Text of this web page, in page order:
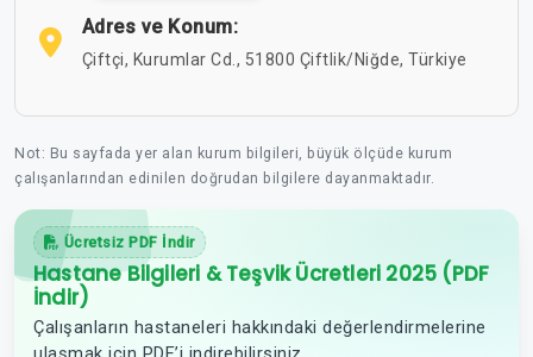
Adres ve Konum:
Çiftçi, Kurumlar Cd., 51800 Çiftlik/Niğde, Türkiye
Not: Bu sayfada yer alan kurum bilgileri, büyük ölçüde kurum
çalışanlarından edinilen doğrudan bilgilere dayanmaktadır.
Ücretsiz PDF İndir
Hastane Bilgileri & Teşvik Ücretleri 2025 (PDF
İndir)
Çalışanların hastaneleri hakkındaki değerlendirmelerine